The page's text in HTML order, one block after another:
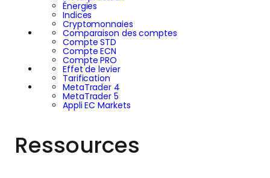
Énergies
Indices
Cryptomonnaies
Comparaison des comptes
Compte STD
Compte ECN
Compte PRO
Effet de levier
Tarification
MetaTrader 4
MetaTrader 5
Appli EC Markets
Ressources